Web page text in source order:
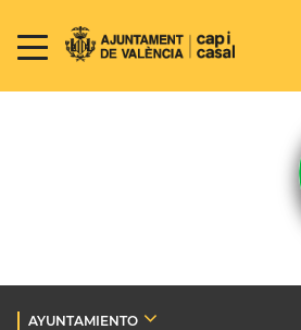
AYUNTAMIENTO